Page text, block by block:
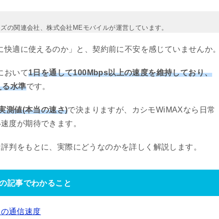
関連会社、株式会社MEモバイルが運営しています。
適に使えるのか」と、契約前に不安を感じていませんか
おいて1日を通して100Mbps以上の速度を維持しており、
る水準です。
測値(本当の速さ)で決まりますが、カシモWiMAXなら日常
度が期待できます。
判をもとに、実際にどうなのかを詳しく解説します。
記事でわかること
通信速度